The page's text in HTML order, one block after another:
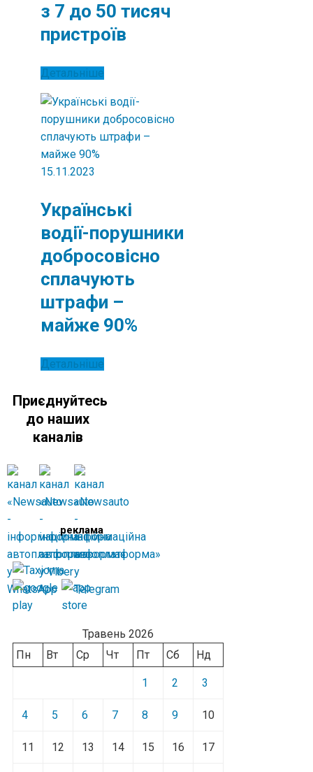
з 7 до 50 тисяч
пристроїв
Детальніше
15.11.2023
Українські
водії-порушники
добросовісно
сплачують
штрафи –
майже 90%
Детальніше
Приєднуйтесь
до наших
каналів
реклама
Травень 2026
Пн
Вт Ср Чт Пт Сб Нд
1 2 3
4 5 6 7 8 9 10
11 12 13 14 15 16 17